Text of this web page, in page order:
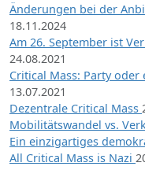
Änderungen bei der
18.11.2024
Am 26. September ist
24.08.2021
Critical Mass: Party
13.07.2021
Dezentrale Critical Mass
Mobilitätswandel vs.
Ein einzigartiges
All Critical Mass is Nazi